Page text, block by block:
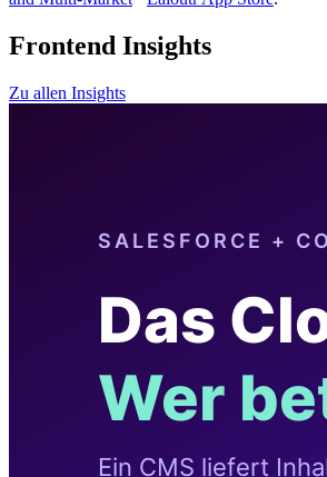
Frontend Insights
Zu allen Insights